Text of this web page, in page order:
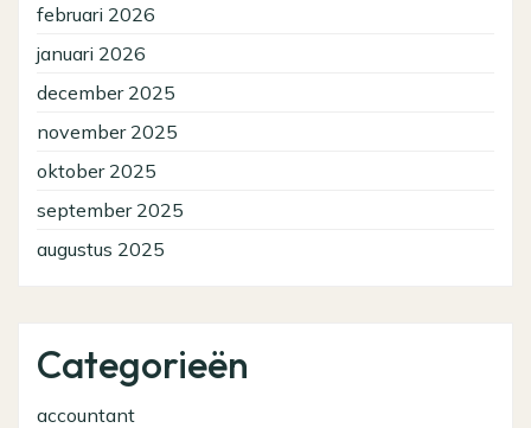
februari 2026
januari 2026
december 2025
november 2025
oktober 2025
september 2025
augustus 2025
Categorieën
accountant